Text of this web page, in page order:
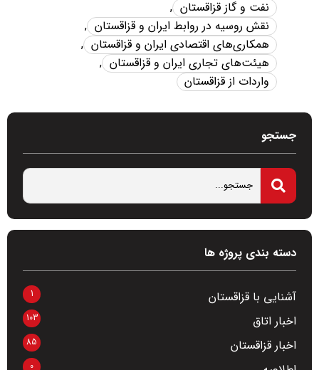
نفت و گاز قزاقستان ,
نقش روسیه در روابط ایران و قزاقستان ,
همکاری‌های اقتصادی ایران و قزاقستان ,
هیئت‌های تجاری ایران و قزاقستان ,
واردات از قزاقستان
جستجو
دسته بندی پروژه ها
آشنایی با قزاقستان 1
اخبار اتاق 103
اخبار قزاقستان 85
0